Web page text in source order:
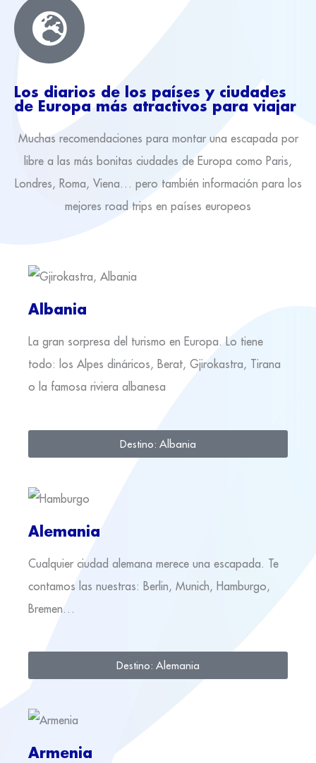
Los diarios de los países y ciudades
de Europa más atractivos para viajar
Muchas recomendaciones para montar una escapada por
libre a las más bonitas ciudades de Europa como Paris,
Londres, Roma, Viena… pero también información para los
mejores road trips en países europeos
Albania
La gran sorpresa del turismo en Europa. Lo tiene
todo: los Alpes dináricos, Berat, Gjirokastra, Tirana
o la famosa riviera albanesa
Destino: Albania
Alemania
Cualquier ciudad alemana merece una escapada. Te
contamos las nuestras: Berlin, Munich, Hamburgo,
Bremen…
Destino: Alemania
Armenia